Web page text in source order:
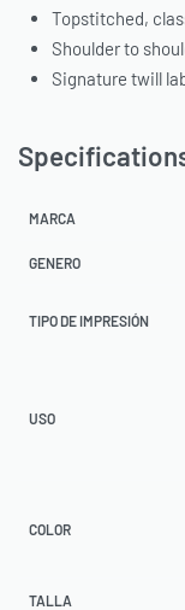
Topstitched,
Shoulder to
Signature twill
MARCA
GENERO
TIPO DE IMPRESIÓN
USO
COLOR
TALLA